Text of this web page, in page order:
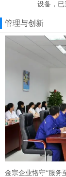
设备，已
管理与创新
金宗企业恪守“服务